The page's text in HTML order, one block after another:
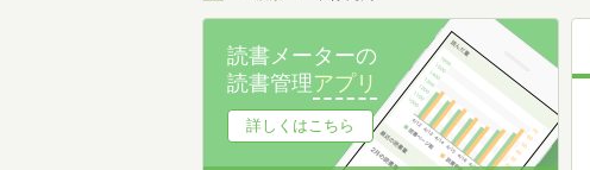
読書メーターの
読書管理アプリ
詳しくはこちら